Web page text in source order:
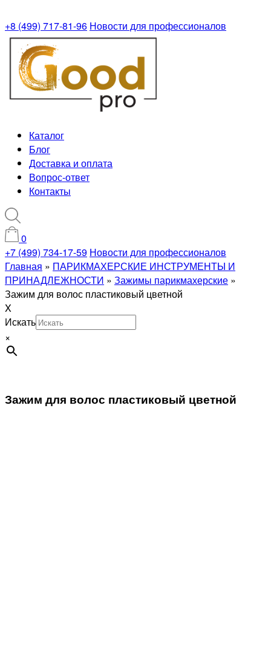
+8 (499) 717-81-96 Новости для профессионалов
Каталог
Блог
Доставка и оплата
Вопрос-ответ
Контакты
0
+7 (499) 734-17-59 Новости для профессионалов
Главная » ПАРИКМАХЕРСКИЕ ИНСТРУМЕНТЫ И
ПРИНАДЛЕЖНОСТИ » Зажимы парикмахерские »
Зажим для волос пластиковый цветной
X
Искать
×
Зажим для волос пластиковый цветной